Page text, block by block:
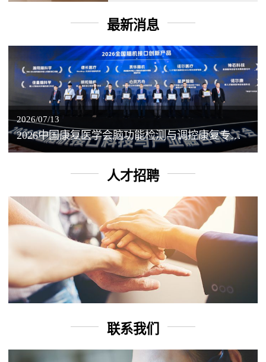
最新消息
2026/07/13
2026中国康复医学会脑功能检测与调控康复专业委员会学术年会丨脑客中国：脑机接口——EEG驱动TMS闭环调控工作坊
人才招聘
联系我们